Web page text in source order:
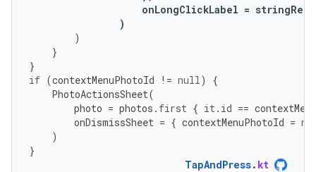
onLongClickLabel =
)
)
}
}
if (contextMenuPhotoId != null)
{
PhotoActionsSheet(
photo = photos . first { it. id ==
onDismissSheet = { contextMenuPhotoId =
)
}
TapAndPress. kt